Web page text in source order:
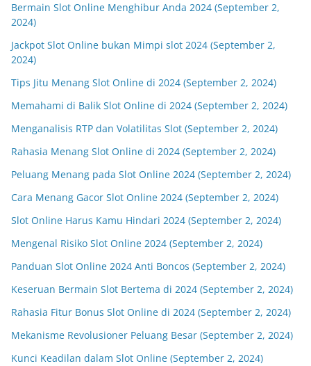
Bermain Slot Online Menghibur Anda 2024 (September 2,
2024)
Jackpot Slot Online bukan Mimpi slot 2024 (September 2,
2024)
Tips Jitu Menang Slot Online di 2024 (September 2, 2024)
Memahami di Balik Slot Online di 2024 (September 2, 2024)
Menganalisis RTP dan Volatilitas Slot (September 2, 2024)
Rahasia Menang Slot Online di 2024 (September 2, 2024)
Peluang Menang pada Slot Online 2024 (September 2, 2024)
Cara Menang Gacor Slot Online 2024 (September 2, 2024)
Slot Online Harus Kamu Hindari 2024 (September 2, 2024)
Mengenal Risiko Slot Online 2024 (September 2, 2024)
Panduan Slot Online 2024 Anti Boncos (September 2, 2024)
Keseruan Bermain Slot Bertema di 2024 (September 2, 2024)
Rahasia Fitur Bonus Slot Online di 2024 (September 2, 2024)
Mekanisme Revolusioner Peluang Besar (September 2, 2024)
Kunci Keadilan dalam Slot Online (September 2, 2024)